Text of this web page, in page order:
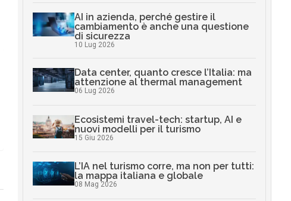
AI in azienda, perché gestire il
cambiamento è anche una questione
di sicurezza
10 Lug 2026
Data center, quanto cresce l’Italia: ma
attenzione al thermal management
06 Lug 2026
Ecosistemi travel-tech: startup, AI e
nuovi modelli per il turismo
15 Giu 2026
L’IA nel turismo corre, ma non per tutti:
la mappa italiana e globale
08 Mag 2026